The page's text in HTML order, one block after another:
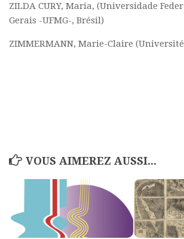
ZILDA CURY, Maria, (Universidade
Gerais -UFMG-, Brésil)
ZIMMERMANN, Marie-Claire
VOUS AIMEREZ AUSSI...